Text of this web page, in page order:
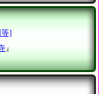
等]
』